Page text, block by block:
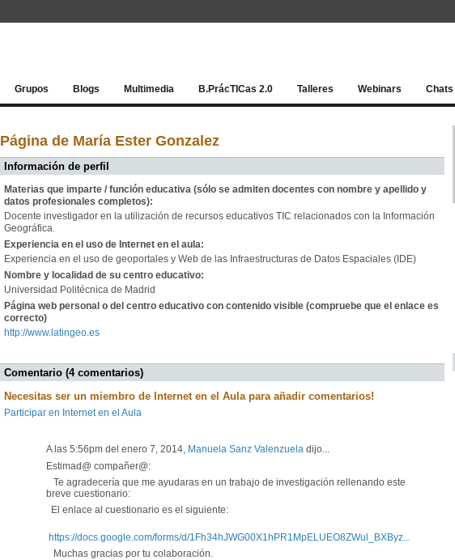
Grupos Blogs Multimedia B.PrácTICas 2.0 Talleres Webinars Chats
Página de María Ester Gonzalez
Información de perfil
Materias que imparte / función educativa (sólo se admiten docentes con nombre y apellido y
datos profesionales completos):
Docente investigador en la utilización de recursos educativos TIC relacionados con la Información
Geográfica.
Experiencia en el uso de Internet en el aula:
Experiencia en el uso de geoportales y Web de las Infraestructuras de Datos Espaciales (IDE)
Nombre y localidad de su centro educativo:
Universidad Politécnica de Madrid
Página web personal o del centro educativo con contenido visible (compruebe que el enlace es
correcto)
http://www.latingeo.es
Comentario (4 comentarios)
Necesitas ser un miembro de Internet en el Aula para añadir comentarios!
Participar en Internet en el Aula
A las 5:56pm del enero 7, 2014, Manuela Sanz Valenzuela dijo...
Estimad@ compañer@:
Te agradecería que me ayudaras en un trabajo de investigación rellenando este
breve cuestionario:
El enlace al cuestionario es el siguiente:
https://docs.google.com/forms/d/1Fh34hJWG00X1hPR1MpELUEO8ZWul_BXByz...
Muchas gracias por tu colaboración.